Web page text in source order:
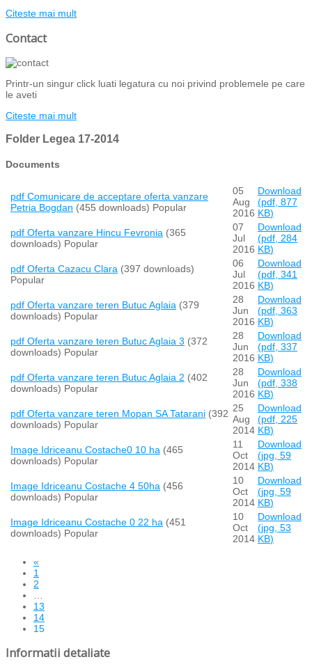
Citeste mai mult
Contact
Printr-un singur click luati legatura cu noi privind problemele pe care
le aveti
Citeste mai mult
Folder Legea 17-2014
Documents
pdf Comunicare de acceptare oferta vanzare
Petria Bogdan (455 downloads) Popular
05
Aug
2016
Download
(pdf, 877
KB)
pdf Oferta vanzare Hincu Fevronia (365
downloads) Popular
07
Jul
2016
Download
(pdf, 284
KB)
pdf Oferta Cazacu Clara (397 downloads)
Popular
06
Jul
2016
Download
(pdf, 341
KB)
pdf Oferta vanzare teren Butuc Aglaia (379
downloads) Popular
28
Jun
2016
Download
(pdf, 363
KB)
pdf Oferta vanzare teren Butuc Aglaia 3 (372
downloads) Popular
28
Jun
2016
Download
(pdf, 337
KB)
pdf Oferta vanzare teren Butuc Aglaia 2 (402
downloads) Popular
28
Jun
2016
Download
(pdf, 338
KB)
pdf Oferta vanzare teren Mopan SA Tatarani (392
downloads) Popular
25
Aug
2014
Download
(pdf, 225
KB)
Image Idriceanu Costache0 10 ha (465
downloads) Popular
11
Oct
2014
Download
(jpg, 59
KB)
Image Idriceanu Costache 4 50ha (456
downloads) Popular
10
Oct
2014
Download
(jpg, 59
KB)
Image Idriceanu Costache 0 22 ha (451
downloads) Popular
10
Oct
2014
Download
(jpg, 53
KB)
«
1
2
13
14
15
Informatii detaliate